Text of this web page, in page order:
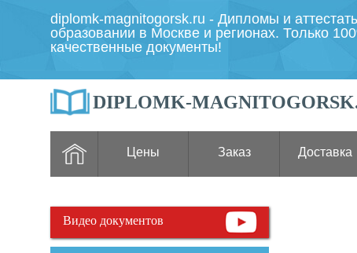
diplomk-magnitogorsk.ru - Дипломы и
образовании в Москве и регионах. Только
качественные документы!
DIPLOMK-
Цены Заказ Доставка
Видео документов